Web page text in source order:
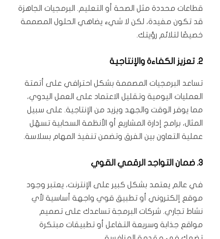
قطاعات محددة مثل الصحة أو التعليم. البرمجيات الجاهزة
قد تكون مفيدة، لكن لا شيء يضاهي الحلول المصممة
خصيصًا لتلائم رؤيتك.
2. تعزيز الكفاءة والإنتاجية
تساعد البرمجيات المصممة بشكل احترافي على أتمتة
العمليات اليومية وتقليل الاعتماد على العمل اليدوي،
مما يوفر الوقت والجهد ويزيد من الإنتاجية. على سبيل
المثال، برامج إدارة المشاريع أو الأنظمة السحابية تسهّل
عملية التعاون بين الفرق وتضمن تنفيذ المهام بسلاسة.
3. ضمان التواجد الرقمي القوي
في عالم يعتمد بشكل كبير على الإنترنت، يعتبر وجود
موقع إلكتروني أو تطبيق قوي واجهة أساسية لأي
نشاط تجاري. شركات البرمجة تساعدك على تصميم
مواقع جذابة وسريعة التفاعل أو تطبيقات مبتكرة